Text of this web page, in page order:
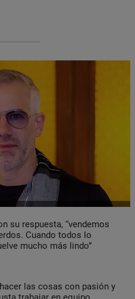
su respuesta, “vendemos
Cuando todos lo
mucho más lindo”
las cosas con pasión y